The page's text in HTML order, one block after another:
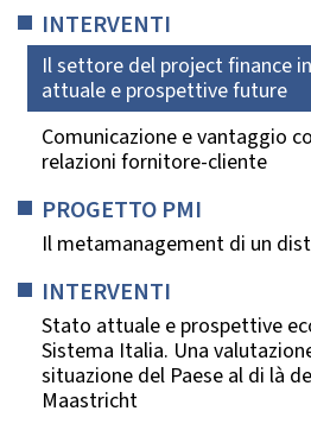
INTERVENTI
Il settore del project finance
attuale e prospettive future
Comunicazione e vantaggio
relazioni fornitore-cliente
PROGETTO PMI
Il metamanagement di un
INTERVENTI
Stato attuale e prospettive
Sistema Italia. Una
situazione del Paese al di là
Maastricht